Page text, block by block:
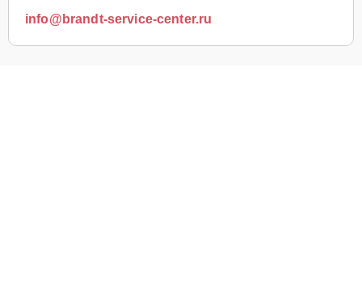
info@brandt-service-center.ru